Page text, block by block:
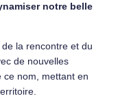
notre belle
la rencontre et du
de nouvelles
ce nom, mettant en